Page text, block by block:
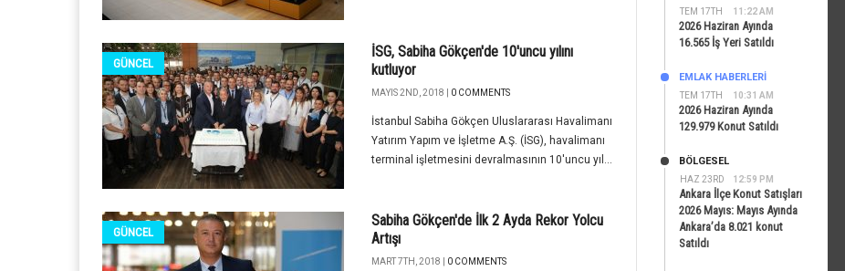
GÜNCEL
İSG, Sabiha Gökçen'de 10'uncu yılını
kutluyor
MAYIS 2ND, 2018 | 0 COMMENTS
İstanbul Sabiha Gökçen Uluslararası Havalimanı
Yatırım Yapım ve İşletme A.Ş. (İSG), havalimanı
terminal işletmesini devralmasının 10'uncu yıl...
GÜNCEL
Sabiha Gökçen'de İlk 2 Ayda Rekor Yolcu
Artışı
MART 7TH, 2018 | 0 COMMENTS
TEM 17TH 11:22 AM
2026 Haziran Ayında
16.565 İş Yeri Satıldı
TEM 17TH 10:31 AM
EMLAK HABERLERI
2026 Haziran Ayında
129.979 Konut Satıldı
HAZ 23RD 12:59 PM
BÖLGESEL
Ankara İlçe Konut Satışları
2026 Mayıs: Mayıs Ayında
Ankara’da 8.021 konut
Satıldı